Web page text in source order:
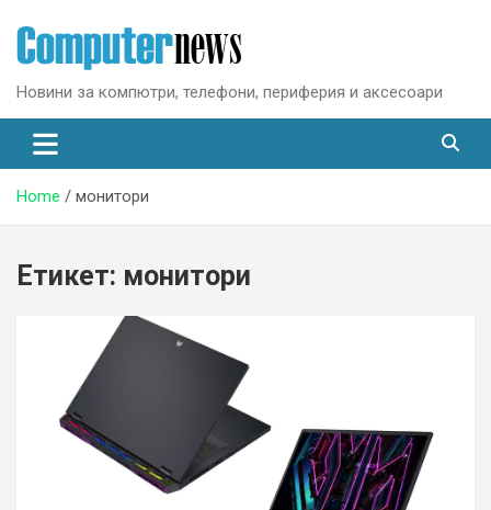
content
Новини за компютри, телефони, периферия и аксесоари
Home монитори
Етикет: монитори